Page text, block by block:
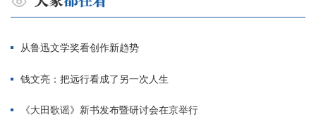
从鲁迅文学奖看创作新趋势
钱文亮：把远行看成了另一次人生
《大田歌谣》新书发布暨研讨会在京举行